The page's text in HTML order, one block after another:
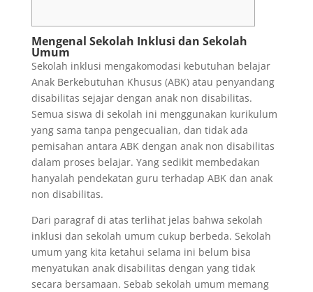
Mengenal Sekolah Inklusi dan Sekolah
Umum
Sekolah inklusi mengakomodasi kebutuhan belajar
Anak Berkebutuhan Khusus (ABK) atau penyandang
disabilitas sejajar dengan anak non disabilitas.
Semua siswa di sekolah ini menggunakan kurikulum
yang sama tanpa pengecualian, dan tidak ada
pemisahan antara ABK dengan anak non disabilitas
dalam proses belajar. Yang sedikit membedakan
hanyalah pendekatan guru terhadap ABK dan anak
non disabilitas.
Dari paragraf di atas terlihat jelas bahwa sekolah
inklusi dan sekolah umum cukup berbeda. Sekolah
umum yang kita ketahui selama ini belum bisa
menyatukan anak disabilitas dengan yang tidak
secara bersamaan. Sebab sekolah umum memang